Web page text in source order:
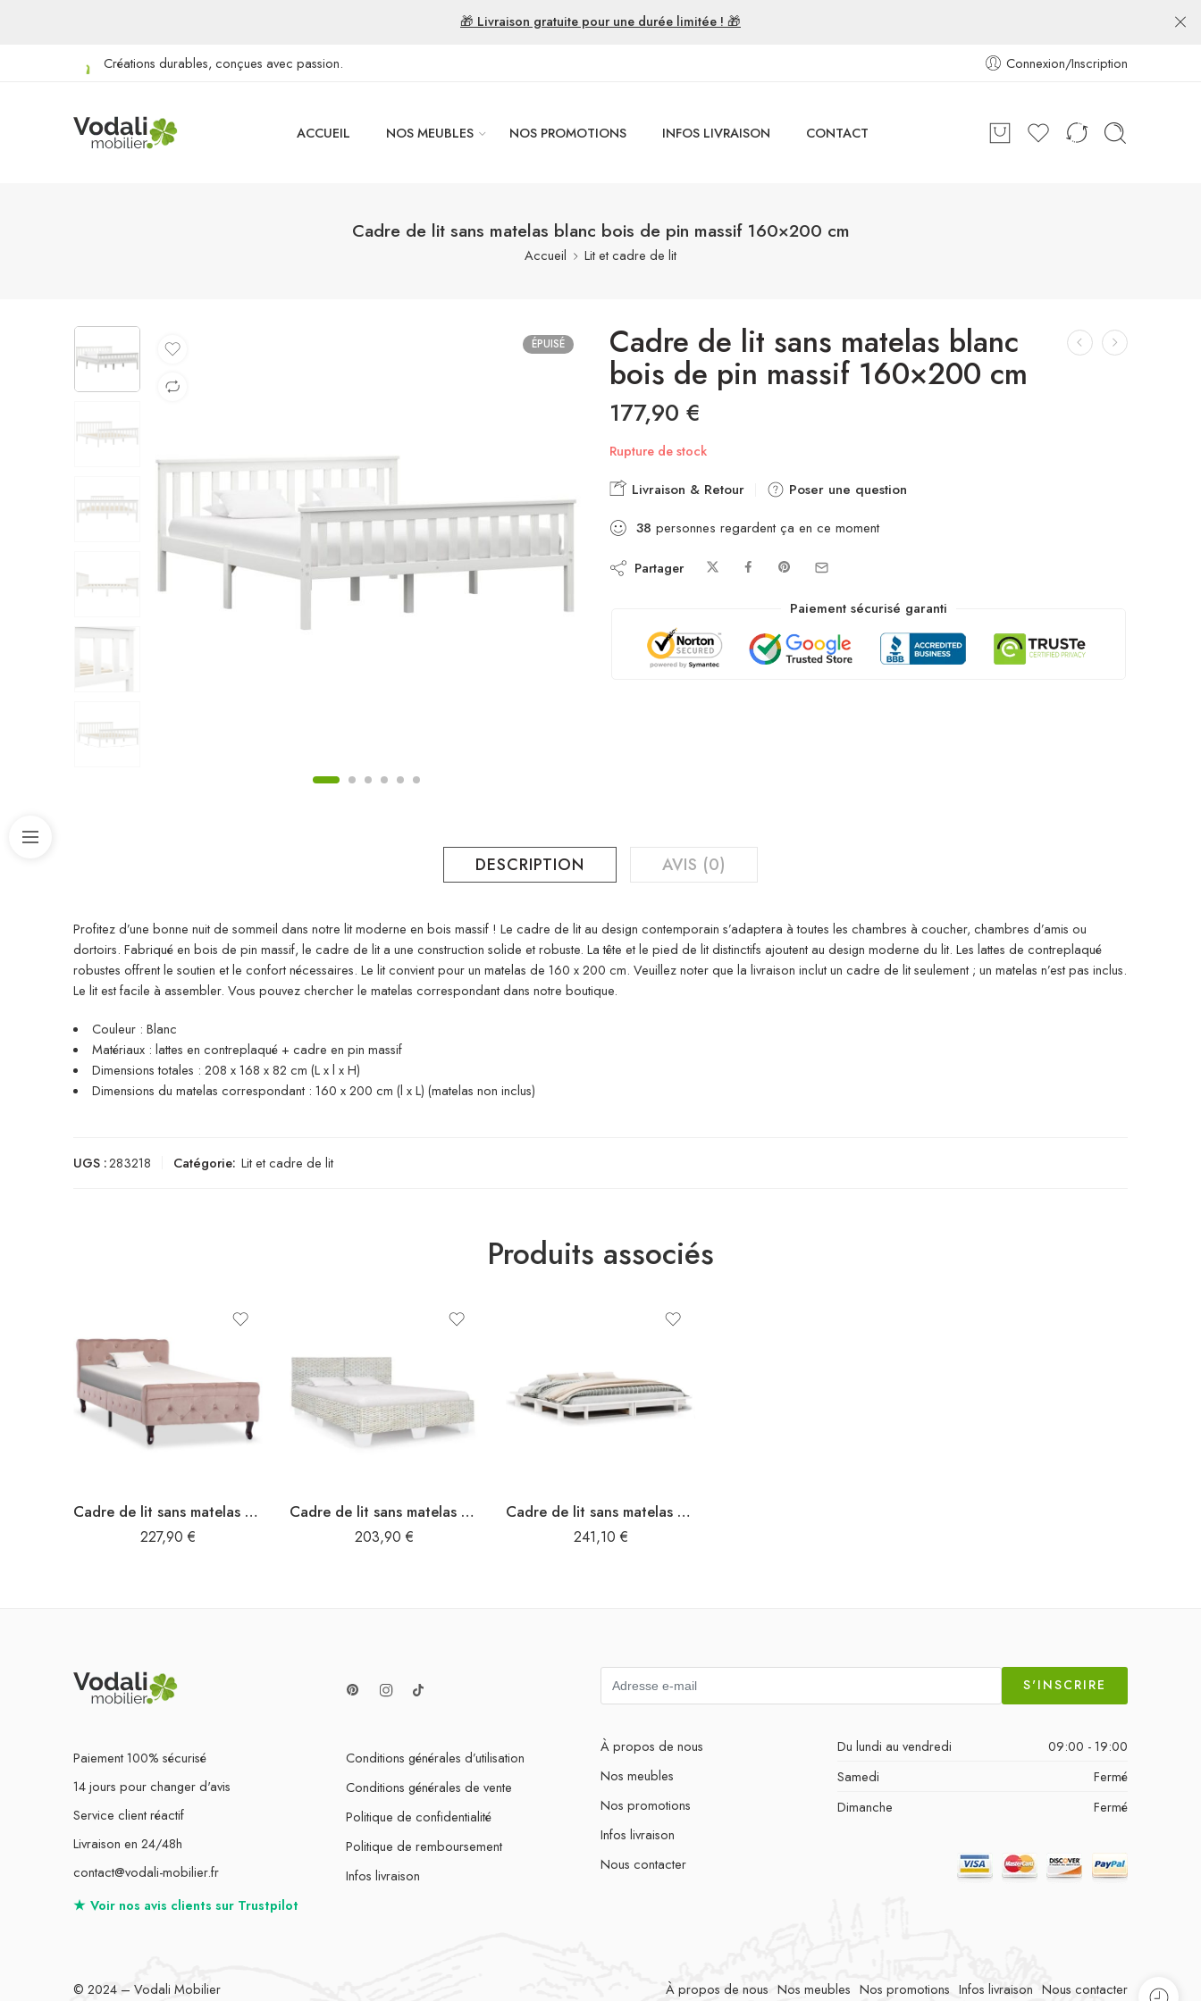
🎁 Livraison gratuite pour une durée limitée ! 🎁
Créations durables, conçues avec passion. Connexion/Inscription
ACCUEIL NOS MEUBLES NOS PROMOTIONS INFOS LIVRAISON CONTACT
Cadre de lit sans matelas blanc bois de pin massif 160×200 cm
Accueil Lit et cadre de lit
ÉPUISÉ Cadre de lit sans matelas blanc
bois de pin massif 160×200 cm
177,90 €
Rupture de stock
Livraison & Retour
Poser une question
38 personnes regardent ça en ce moment
Partager
Paiement sécurisé garanti
DESCRIPTION AVIS (0)
Profitez d’une bonne nuit de sommeil dans notre lit moderne en bois massif ! Le cadre de lit au design contemporain s’adaptera à toutes les chambres à coucher, chambres d’amis ou
dortoirs. Fabriqué en bois de pin massif, le cadre de lit a une construction solide et robuste. La tête et le pied de lit distinctifs ajoutent au design moderne du lit. Les lattes de contreplaqué
robustes offrent le soutien et le confort nécessaires. Le lit convient pour un matelas de 160 x 200 cm. Veuillez noter que la livraison inclut un cadre de lit seulement ; un matelas n’est pas inclus.
Le lit est facile à assembler. Vous pouvez chercher le matelas correspondant dans notre boutique.
Couleur : Blanc
Matériaux : lattes en contreplaqué + cadre en pin massif
Dimensions totales : 208 x 168 x 82 cm (L x l x H)
Dimensions du matelas correspondant : 160 x 200 cm (l x L) (matelas non inclus)
UGS :283218 Catégorie: Lit et cadre de lit
Produits associés
Cadre de lit sans matelas Rose Velours 90×200 cm
227,90 €
Cadre de lit sans matelas Gris Rotin naturel 140×200 cm
203,90 €
Cadre de lit sans matelas blanc 160×200 cm bois de pin massif
241,10 €
Paiement 100% sécurisé
14 jours pour changer d'avis
Service client réactif
Livraison en 24/48h
contact@vodali-mobilier.fr
Conditions générales d’utilisation
Conditions générales de vente
Politique de confidentialité
Politique de remboursement
Infos livraison
S'INSCRIRE
À propos de nous
Nos meubles
Nos promotions
Infos livraison
Nous contacter
Du lundi au vendredi
09:00 - 19:00
Samedi
Fermé
Dimanche
Fermé
★ Voir nos avis clients sur Trustpilot
© 2024 – Vodali Mobilier À propos de nous Nos meubles Nos promotions Infos livraison Nous contacter